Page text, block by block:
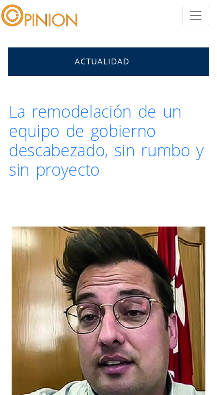
ACTUALIDAD
La remodelación de un
equipo de gobierno
descabezado, sin rumbo y
sin proyecto